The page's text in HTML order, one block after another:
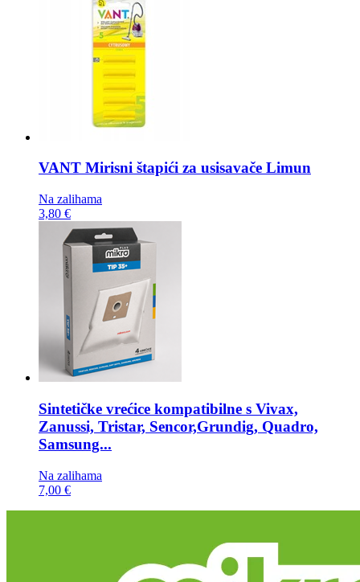
VANT Mirisni štapići za usisavače Limun
Na zalihama
3,80 €
Sintetičke vrećice kompatibilne s Vivax,
Zanussi, Tristar, Sencor,Grundig, Quadro,
Samsung...
Na zalihama
7,00 €